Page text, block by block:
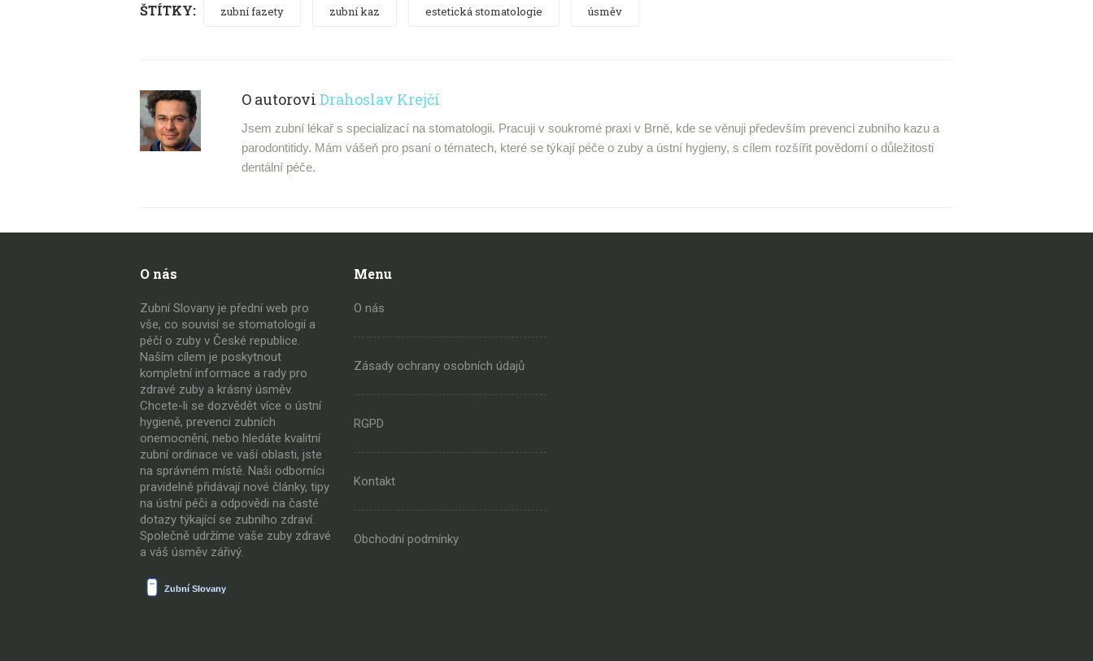
ŠTÍTKY: zubní fazety zubní kaz estetická stomatologie úsměv
O autorovi Drahoslav Krejčí
Jsem zubní lékař s specializací na stomatologii. Pracuji v soukromé praxi v Brně, kde se věnuji především prevenci zubního kazu a
parodontitidy. Mám vášeň pro psaní o tématech, které se týkají péče o zuby a ústní hygieny, s cílem rozšířit povědomí o důležitosti
dentální péče.
O nás
Zubní Slovany je přední web pro
vše, co souvisí se stomatologií a
péčí o zuby v České republice.
Naším cílem je poskytnout
kompletní informace a rady pro
zdravé zuby a krásný úsměv.
Chcete-li se dozvědět více o ústní
hygieně, prevenci zubních
onemocnění, nebo hledáte kvalitní
zubní ordinace ve vaší oblasti, jste
na správném místě. Naši odborníci
pravidelně přidávají nové články, tipy
na ústní péči a odpovědi na časté
dotazy týkající se zubního zdraví.
Společně udržíme vaše zuby zdravé
a váš úsměv zářivý.
Menu
O nás
Zásady ochrany osobních údajů
RGPD
Kontakt
Obchodní podmínky